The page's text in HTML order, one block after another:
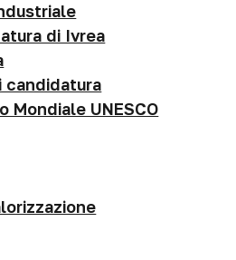
di Ivrea
candidatura
Mondiale UNESCO